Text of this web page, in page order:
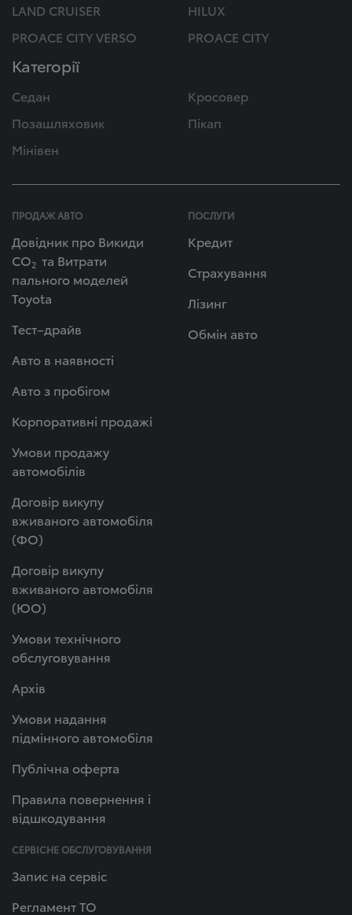
LAND CRUISER
HILUX
PROACE CITY VERSO
PROACE CITY
Категорії
Седан
Кросовер
Позашляховик
Пікап
Мінівен
ПРОДАЖ АВТО
Довідник про Викиди
СО2 та Витрати
пального моделей
Toyota
Тест–драйв
Авто в наявності
Авто з пробігом
Корпоративні продажі
Умови продажу
автомобілів
Договір викупу
вживаного автомобіля
(ФО)
Договір викупу
вживаного автомобіля
(ЮО)
Умови технічного
обслуговування
Архів
Умови надання
підмінного автомобіля
Публічна оферта
Правила повернення і
відшкодування
ПОСЛУГИ
Кредит
Страхування
Лізинг
Обмін авто
СЕРВІСНЕ ОБСЛУГОВУВАННЯ
Запис на сервіс
Регламент ТО